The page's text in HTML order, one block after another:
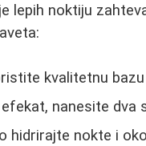
lepih noktiju
kvalitetnu
nanesite dva
hidrirajte nokte i